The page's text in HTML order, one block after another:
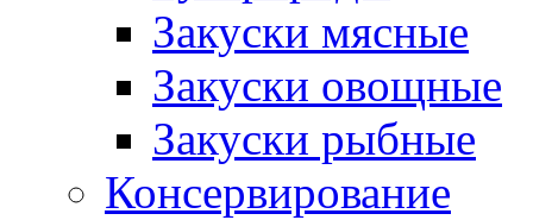
Закуски мясные
Закуски овощные
Закуски рыбные
Консервирование